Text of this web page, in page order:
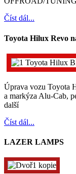
Číst dál...
Toyota Hilux Revo
Úprava vozu Toyota
a markýza Alu-Cab,
další
Číst dál...
LAZER LAMPS